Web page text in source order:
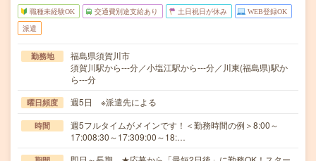
職種未経験OK 交通費別途支給あり 土日祝日が休み WEB登録OK
派遣
勤務地
福島県須賀川市
須賀川駅から---分／小塩江駅から---分／川東(福島県)駅か
ら---分
曜日頻度 週5日 ※派遣先による
時間
週5フルタイムがメインです！＜勤務時間の例＞8:00～
17:008:30～17:309:00～18:…